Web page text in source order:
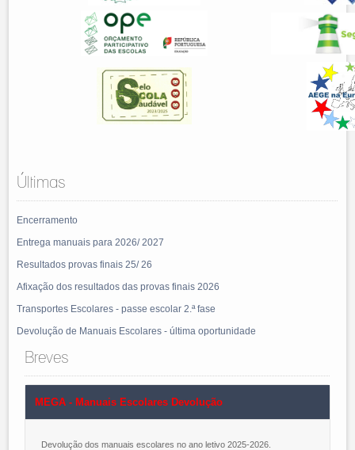
Últimas
Encerramento
Entrega manuais para 2026/ 2027
Resultados provas finais 25/ 26
Afixação dos resultados das provas finais 2026
Transportes Escolares - passe escolar 2.ª fase
Devolução de Manuais Escolares - última oportunidade
Breves
MEGA - Manuais Escolares Devolução
Devolução dos manuais escolares no ano letivo 2025-2026.